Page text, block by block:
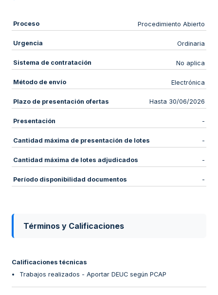
Proceso Procedimiento Abierto
Urgencia Ordinaria
Sistema de contratación No aplica
Método de envío Electrónica
Plazo de presentación ofertas Hasta 30/06/2026
Presentación -
Cantidad máxima de presentación de lotes -
Cantidad máxima de lotes adjudicados -
Período disponibilidad documentos -
Términos y Calificaciones
Calificaciones técnicas
Trabajos realizados - Aportar DEUC según PCAP